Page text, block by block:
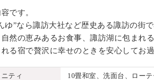
です。
ゆ”なら諏訪大社など歴史ある諏訪の街
然の恵みあるお食事、諏訪湖に包まれ
る宿で贅沢に幸せのときを安心してお過
ティ
10畳和室、洗面台、ロー